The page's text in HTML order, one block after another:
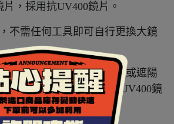
，採用抗UV400鏡片。
不需任何工具即可自行更換大鏡
，又稱內藏鏡、內置鏡片或遮陽
內的太陽眼鏡，採用抗UV400鏡